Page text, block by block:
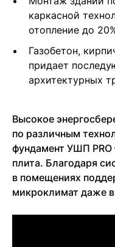
каркасной
отопление до
Газобетон,
придает
архитектурных
Высокое
по различным
фундамент УШП
плита. Благодаря
в помещениях
микроклимат даже